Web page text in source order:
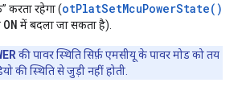
करता रहेगा (otPlatSetMcuPowerState()
ON में बदला जा सकता है).
की पावर स्थिति सिर्फ़ एमसीयू के पावर मोड को तय
की स्थिति से जुड़ी नहीं होती.